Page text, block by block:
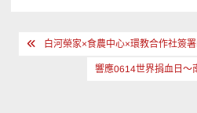
文 白河榮家×食農中心×環教合作社簽
響應0614世界捐血日